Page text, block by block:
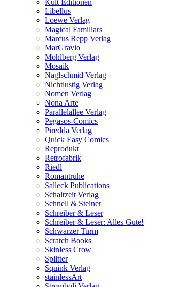
Kult Editionen
Libellus
Loewe Verlag
Magical Familiars
Marcus Repp Verlag
MarGravio
Mohlberg Verlag
Mosaik
Naglschmid Verlag
Nichtlustig Verlag
Nomen Verlag
Nona Arte
Parallelallee Verlag
Pegasos-Comics
Piredda Verlag
Quick Easy Comics
Reprodukt
Retrofabrik
Riedl
Romantruhe
Salleck Publications
Schaltzeit Verlag
Schnell & Steiner
Schreiber & Leser
Schreiber & Leser: Alles Gute!
Schwarzer Turm
Scratch Books
Skinless Crow
Splitter
Squink Verlag
stainlessArt